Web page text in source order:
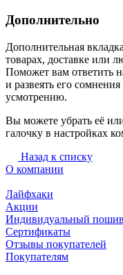
Дополнительно
Дополнительная
товарах, доставке или
Поможет вам ответить
и развеять его
усмотрению.
Вы можете убрать её
галочку в настройках
Назад к списку
О компании
Лайфхаки
Акции
Индивидуальный пошив
Сертификаты
Отзывы покупателей
Покупателям